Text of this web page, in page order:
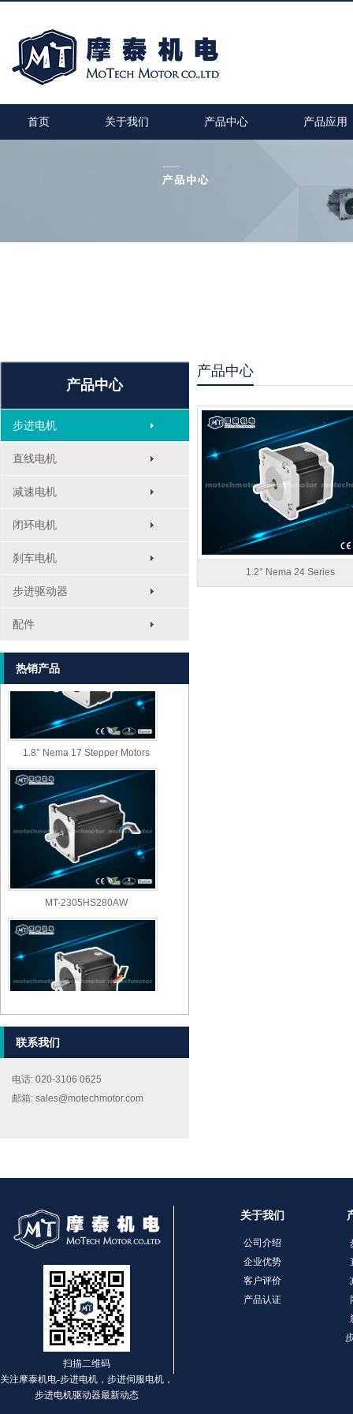
首页 关于我们 产品中心 产品应用
产品中心
步进电机
直线电机
减速电机
闭环电机
刹车电机
步进驱动器
配件
热销产品
MT-1705HS200A
1.8° Nema 17 Stepper Motors
MT-2305HS280AW
MT-2303HS280AW
MT-1703HS168A
联系我们
电话: 020-3106 0625
邮箱: sales@motechmotor.com
产品中心
1.2° Nema 24 Series
扫描二维码
关注摩泰机电-步进电机，步进伺服电机，
步进电机驱动器最新动态
关于我们
公司介绍
企业优势
客户评价
产品认证